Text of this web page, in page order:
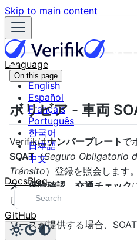
Skip to main content
Language
English
Español
Français
Português
한국어
日本語
中文
DocsBlog
GitHub
On this page
ボリビア - 車両
Verifikはナンバープレート で
SOAT（Seguro Obligatorio
Tránsito）登録を照会します。
ス、保険確認、交通チェック
してください。
ソースが提供する場合、